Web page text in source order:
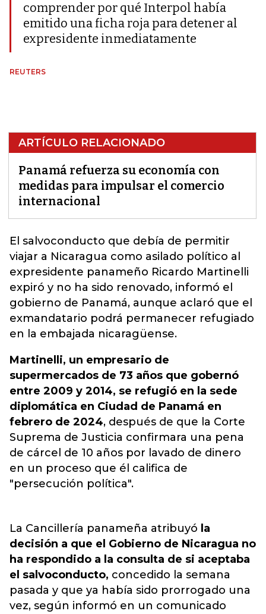
comprender por qué Interpol había
emitido una ficha roja para detener al
expresidente inmediatamente
REUTERS
ARTÍCULO RELACIONADO
Panamá refuerza su economía con
medidas para impulsar el comercio
internacional
El salvoconducto que debía de permitir
viajar a Nicaragua como asilado político al
expresidente panameño Ricardo Martinelli
expiró y no ha sido renovado, informó el
gobierno de Panamá, aunque aclaró que el
exmandatario podrá permanecer refugiado
en la embajada nicaragüense.
Martinelli, un empresario de
supermercados de 73 años que gobernó
entre 2009 y 2014, se refugió en la sede
diplomática en Ciudad de Panamá en
febrero de 2024, después de que la Corte
Suprema de Justicia confirmara una pena
de cárcel de 10 años por lavado de dinero
en un proceso que él califica de
"persecución política".
La Cancillería panameña atribuyó la
decisión a que el Gobierno de Nicaragua no
ha respondido a la consulta de si aceptaba
el salvoconducto, concedido la semana
pasada y que ya había sido prorrogado una
vez, según informó en un comunicado